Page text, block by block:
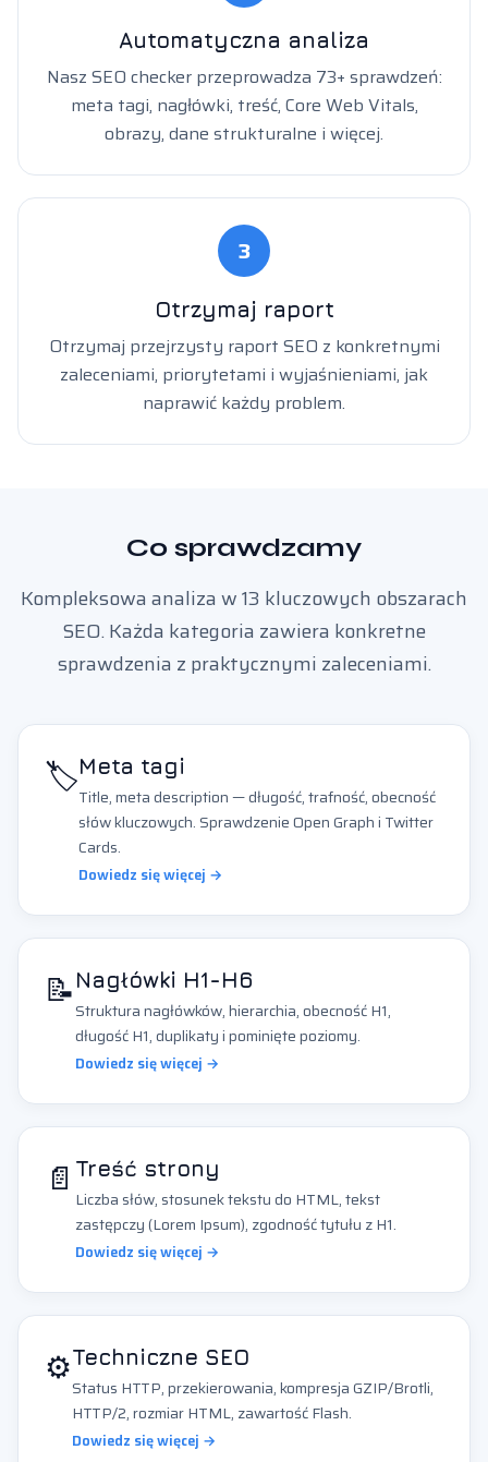
Automatyczna analiza
Nasz SEO checker przeprowadza 73+ sprawdzeń:
meta tagi, nagłówki, treść, Core Web Vitals,
obrazy, dane strukturalne i więcej.
3
Otrzymaj raport
Otrzymaj przejrzysty raport SEO z konkretnymi
zaleceniami, priorytetami i wyjaśnieniami, jak
naprawić każdy problem.
Co sprawdzamy
Kompleksowa analiza w 13 kluczowych obszarach
SEO. Każda kategoria zawiera konkretne
sprawdzenia z praktycznymi zaleceniami.
🏷️Meta tagi
Title, meta description — długość, trafność, obecność
słów kluczowych. Sprawdzenie Open Graph i Twitter
Cards.
Dowiedz się więcej →
📝 Nagłówki H1-H6
Struktura nagłówków, hierarchia, obecność H1,
długość H1, duplikaty i pominięte poziomy.
Dowiedz się więcej →
📄 Treść strony
Liczba słów, stosunek tekstu do HTML, tekst
zastępczy (Lorem Ipsum), zgodność tytułu z H1.
Dowiedz się więcej →
⚙️Techniczne SEO
Status HTTP, przekierowania, kompresja GZIP/Brotli,
HTTP/2, rozmiar HTML, zawartość Flash.
Dowiedz się więcej →